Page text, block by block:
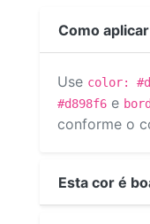
Como
Use color:
#d898f6 e
conforme o
Esta cor é